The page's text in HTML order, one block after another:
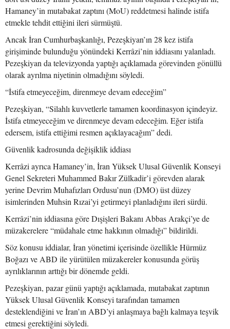
Hamaney’in mutabakat zaptını (MoU) reddetmesi halinde istifa
etmekle tehdit ettiğini ileri sürmüştü.
Ancak İran Cumhurbaşkanlığı, Pezeşkiyan’ın 28 kez istifa
girişiminde bulunduğu yönündeki Kerrâzi’nin iddiasını yalanladı.
Pezeşkiyan da televizyonda yaptığı açıklamada görevinden gönüllü
olarak ayrılma niyetinin olmadığını söyledi.
“İstifa etmeyeceğim, direnmeye devam edeceğim”
Pezeşkiyan, “Silahlı kuvvetlerle tamamen koordinasyon içindeyiz.
İstifa etmeyeceğim ve direnmeye devam edeceğim. Eğer istifa
edersem, istifa ettiğimi resmen açıklayacağım” dedi.
Güvenlik kadrosunda değişiklik iddiası
Kerrâzi ayrıca Hamaney’in, İran Yüksek Ulusal Güvenlik Konseyi
Genel Sekreteri Muhammed Bakır Zülkadir’i görevden alarak
yerine Devrim Muhafızları Ordusu’nun (DMO) üst düzey
isimlerinden Muhsin Rızai’yi getirmeyi planladığını ileri sürdü.
Kerrâzi’nin iddiasına göre Dışişleri Bakanı Abbas Arakçi’ye de
müzakerelere “müdahale etme hakkının olmadığı” bildirildi.
Söz konusu iddialar, İran yönetimi içerisinde özellikle Hürmüz
Boğazı ve ABD ile yürütülen müzakereler konusunda görüş
ayrılıklarının arttığı bir dönemde geldi.
Pezeşkiyan, pazar günü yaptığı açıklamada, mutabakat zaptının
Yüksek Ulusal Güvenlik Konseyi tarafından tamamen
desteklendiğini ve İran’ın ABD’yi anlaşmaya bağlı kalmaya teşvik
etmesi gerektiğini söyledi.